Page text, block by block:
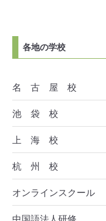
各地の学校
名 古 屋 校
池 袋 校
上 海 校
杭 州 校
オンラインスクール
中国語法人研修